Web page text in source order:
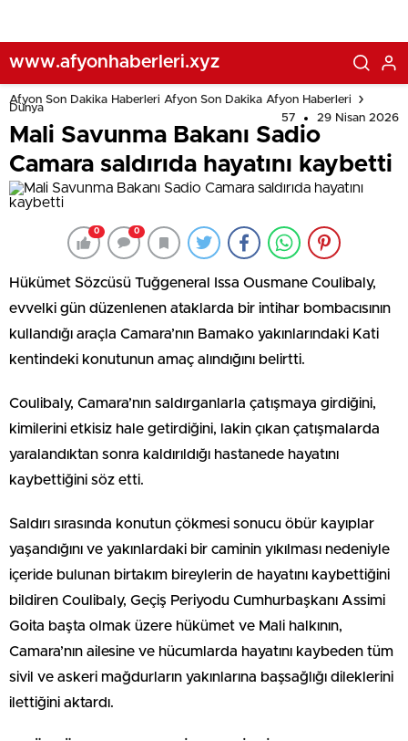
www.afyonhaberleri.xyz
Afyon Son Dakika Haberleri Afyon Son Dakika Afyon Haberleri
Dünya
57
29 Nisan 2026
Mali Savunma Bakanı Sadio
Camara saldırıda hayatını kaybetti
0 0
Hükümet Sözcüsü Tuğgeneral Issa Ousmane Coulibaly,
evvelki gün düzenlenen ataklarda bir intihar bombacısının
kullandığı araçla Camara’nın Bamako yakınlarındaki Kati
kentindeki konutunun amaç alındığını belirtti.
Coulibaly, Camara’nın saldırganlarla çatışmaya girdiğini,
kimilerini etkisiz hale getirdiğini, lakin çıkan çatışmalarda
yaralandıktan sonra kaldırıldığı hastanede hayatını
kaybettiğini söz etti.
Saldırı sırasında konutun çökmesi sonucu öbür kayıplar
yaşandığını ve yakınlardaki bir caminin yıkılması nedeniyle
içeride bulunan birtakım bireylerin de hayatını kaybettiğini
bildiren Coulibaly, Geçiş Periyodu Cumhurbaşkanı Assimi
Goita başta olmak üzere hükümet ve Mali halkının,
Camara’nın ailesine ve hücumlarda hayatını kaybeden tüm
sivil ve askeri mağdurların yakınlarına başsağlığı dileklerini
ilettiğini aktardı.